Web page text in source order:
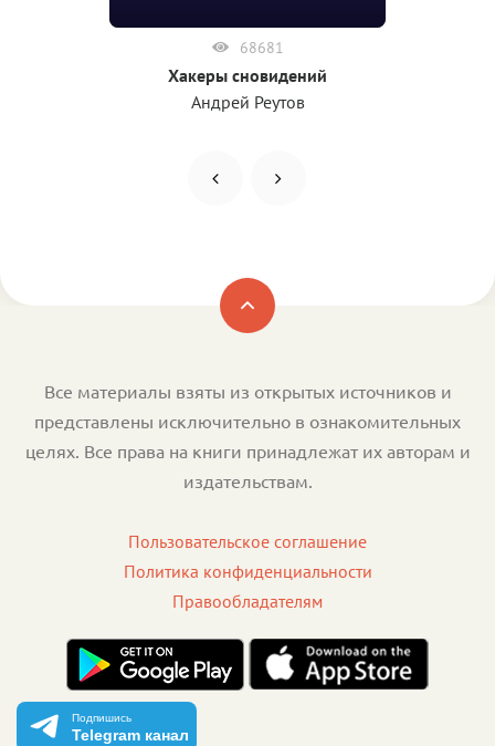
68681
Хакеры сновидений
Андрей Реутов
Все материалы взяты из открытых источников и
представлены исключительно в ознакомительных
целях. Все права на книги принадлежат их авторам и
издательствам.
Пользовательское соглашение
Политика конфиденциальности
Правообладателям
Подпишись
Telegram канал